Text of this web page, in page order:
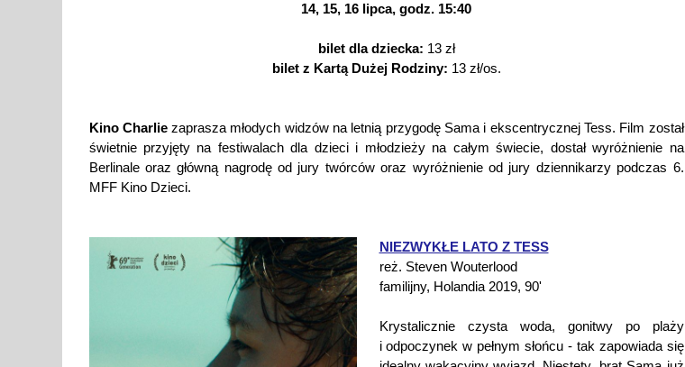
14, 15, 16 lipca, godz. 15:40
bilet dla dziecka: 13 zł
bilet z Kartą Dużej Rodziny: 13 zł/os.
Kino Charliezaprasza młodych widzów na letnią przygodę Sama i ekscentrycznej Tess. Film został
świetnie przyjęty na festiwalach dla dzieci i młodzieży na całym świecie, dostał wyróżnienie na
Berlinale oraz główną nagrodę od jury twórców oraz wyróżnienie od jury dziennikarzy podczas 6.
MFF Kino Dzieci.
NIEZWYKŁE LATO Z TESS
reż. Steven Wouterlood
familijny, Holandia 2019, 90'
Krystalicznie czysta woda, gonitwy po plaży
i odpoczynek w pełnym słońcu - tak zapowiada się